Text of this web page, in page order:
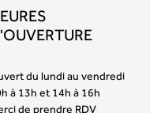
du lundi au vendredi
à 13h et 14h à 16h
de prendre RDV